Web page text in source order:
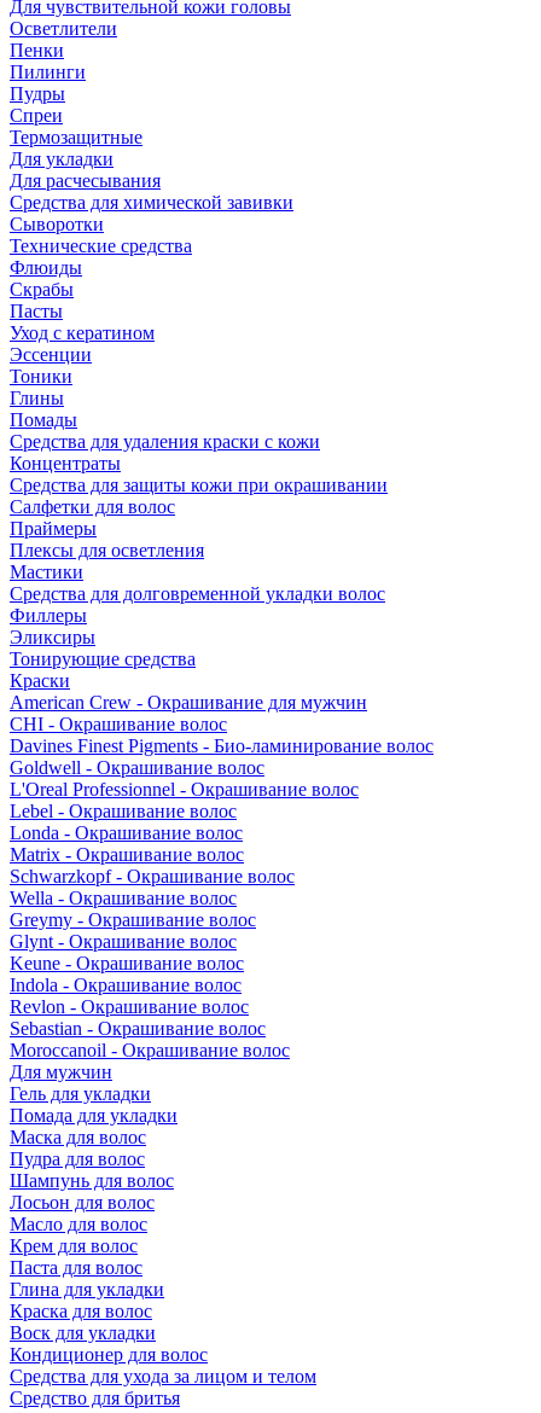
Для чувствительной кожи головы
Осветлители
Пенки
Пилинги
Пудры
Спреи
Термозащитные
Для укладки
Для расчесывания
Средства для химической завивки
Сыворотки
Технические средства
Флюиды
Скрабы
Пасты
Уход с кератином
Эссенции
Тоники
Глины
Помады
Средства для удаления краски с кожи
Концентраты
Средства для защиты кожи при окрашивании
Салфетки для волос
Праймеры
Плексы для осветления
Мастики
Средства для долговременной укладки волос
Филлеры
Эликсиры
Тонирующие средства
Краски
American Crew - Окрашивание для мужчин
CHI - Окрашивание волос
Davines Finest Pigments - Био-ламинирование волос
Goldwell - Окрашивание волос
L'Oreal Professionnel - Окрашивание волос
Lebel - Окрашивание волос
Londa - Окрашивание волос
Matrix - Окрашивание волос
Schwarzkopf - Окрашивание волос
Wella - Окрашивание волос
Greymy - Окрашивание волос
Glynt - Окрашивание волос
Keune - Окрашивание волос
Indola - Окрашивание волос
Revlon - Окрашивание волос
Sebastian - Окрашивание волос
Moroccanoil - Окрашивание волос
Для мужчин
Гель для укладки
Помада для укладки
Маска для волос
Пудра для волос
Шампунь для волос
Лосьон для волос
Масло для волос
Крем для волос
Паста для волос
Глина для укладки
Краска для волос
Воск для укладки
Кондиционер для волос
Средства для ухода за лицом и телом
Средство для бритья